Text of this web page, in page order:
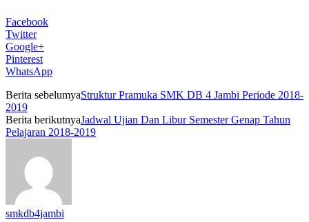
Facebook
Twitter
Google+
Pinterest
WhatsApp
Berita sebelumyaStruktur Pramuka SMK DB 4 Jambi Periode 2018-
2019
Berita berikutnyaJadwal Ujian Dan Libur Semester Genap Tahun
Pelajaran 2018-2019
smkdb4jambi